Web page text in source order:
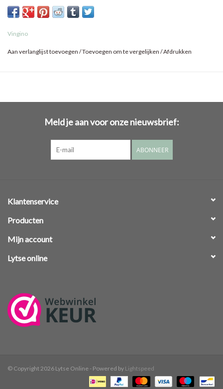
Vingino
Aan verlanglijst toevoegen /Toevoegen om te vergelijken /Afdrukken
Meld je aan voor onze nieuwsbrief:
ABONNEER
Klantenservice
Producten
Mijn account
Lytse online
© Copyright 2026 Lytse Online - Powered by Lightspeed